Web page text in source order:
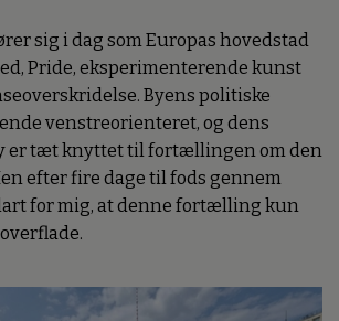
sig i dag som Europas hovedstad
Pride, eksperimenterende kunst
Byens politiske
venstreorienteret, og dens
er tæt knyttet til fortællingen om den
efter fire dage til fods gennem
for mig, at denne fortælling kun